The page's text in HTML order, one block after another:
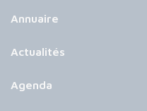
Annuaire
Actualités
Agenda